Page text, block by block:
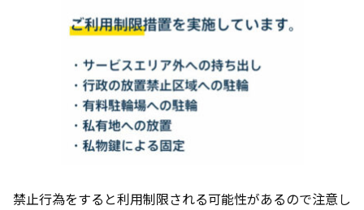
禁止行為をすると利用制限される可能性があるので注意し